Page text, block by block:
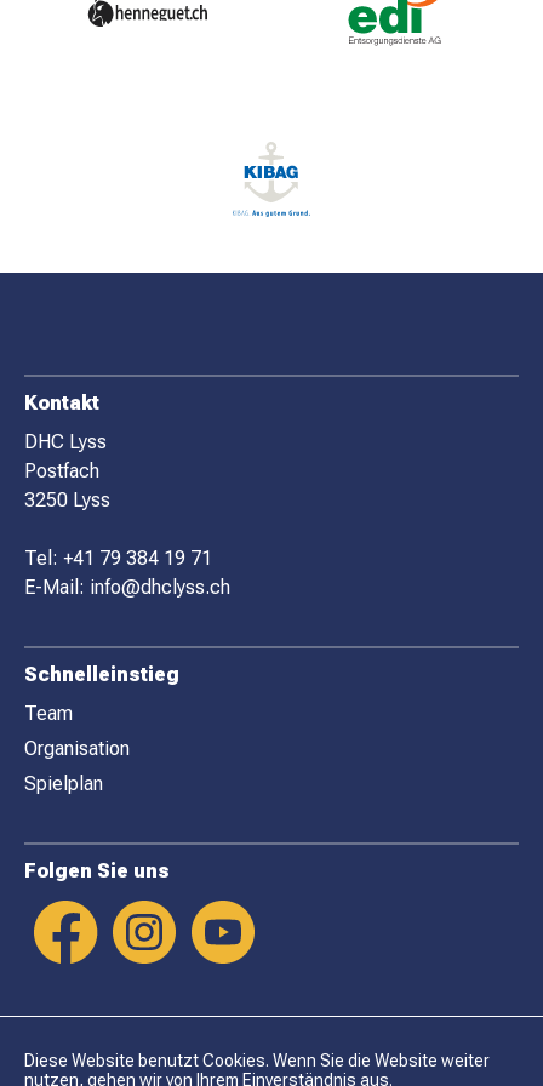
MATCHBESUCH
F
O
O
T
E
R
Kontakt
DHC Lyss
Postfach
3250 Lyss
Tel: +41 79 384 19 71
E-Mail: info@dhclyss.ch
Schnelleinstieg
Team
Organisation
Spielplan
Folgen Sie uns
Diese Website benutzt Cookies. Wenn Sie die Website weiter
nutzen, gehen wir von Ihrem Einverständnis aus.